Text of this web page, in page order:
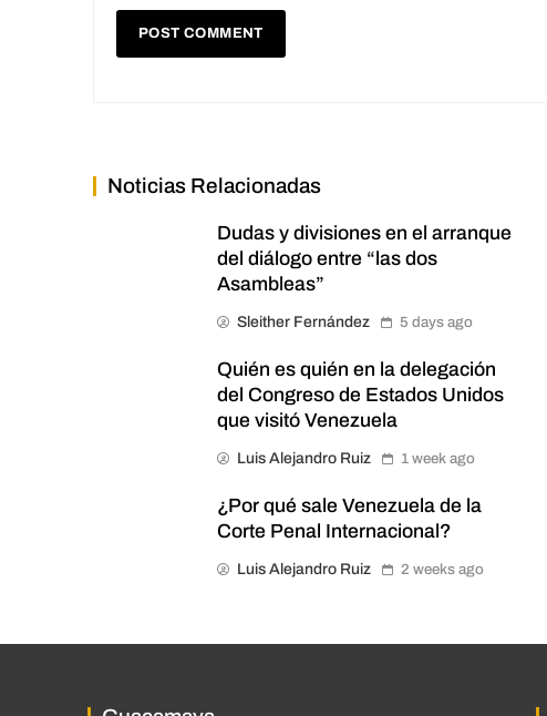
Noticias Relacionadas
Dudas y divisiones en el arranque
del diálogo entre “las dos
Asambleas”
Sleither Fernández 5 days ago
Quién es quién en la delegación
del Congreso de Estados Unidos
que visitó Venezuela
Luis Alejandro Ruiz 1 week ago
¿Por qué sale Venezuela de la
Corte Penal Internacional?
Luis Alejandro Ruiz 2 weeks ago